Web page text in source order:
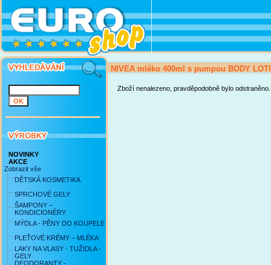
NOVINKY
AKCE
Zobrazit vše
DĚTSKÁ KOSMETIKA
SPRCHOVÉ GELY
ŠAMPONY –
KONDICIONÉRY
MÝDLA - PĚNY DO KOUPELE
PLEŤOVÉ KRÉMY – MLÉKA
LAKY NA VLASY - TUŽIDLA -
GELY
DEODORANTY -
NIVEA mléko 400ml s pumpou BODY
Zboží nenalezeno, pravděpodobně bylo odstraněno.